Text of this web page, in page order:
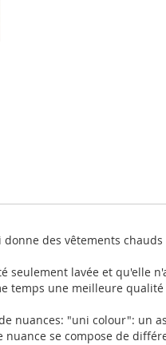
des vêtements
seulement lavée et qu'elle
temps une meilleure
nuances: "uni colour":
se compose de